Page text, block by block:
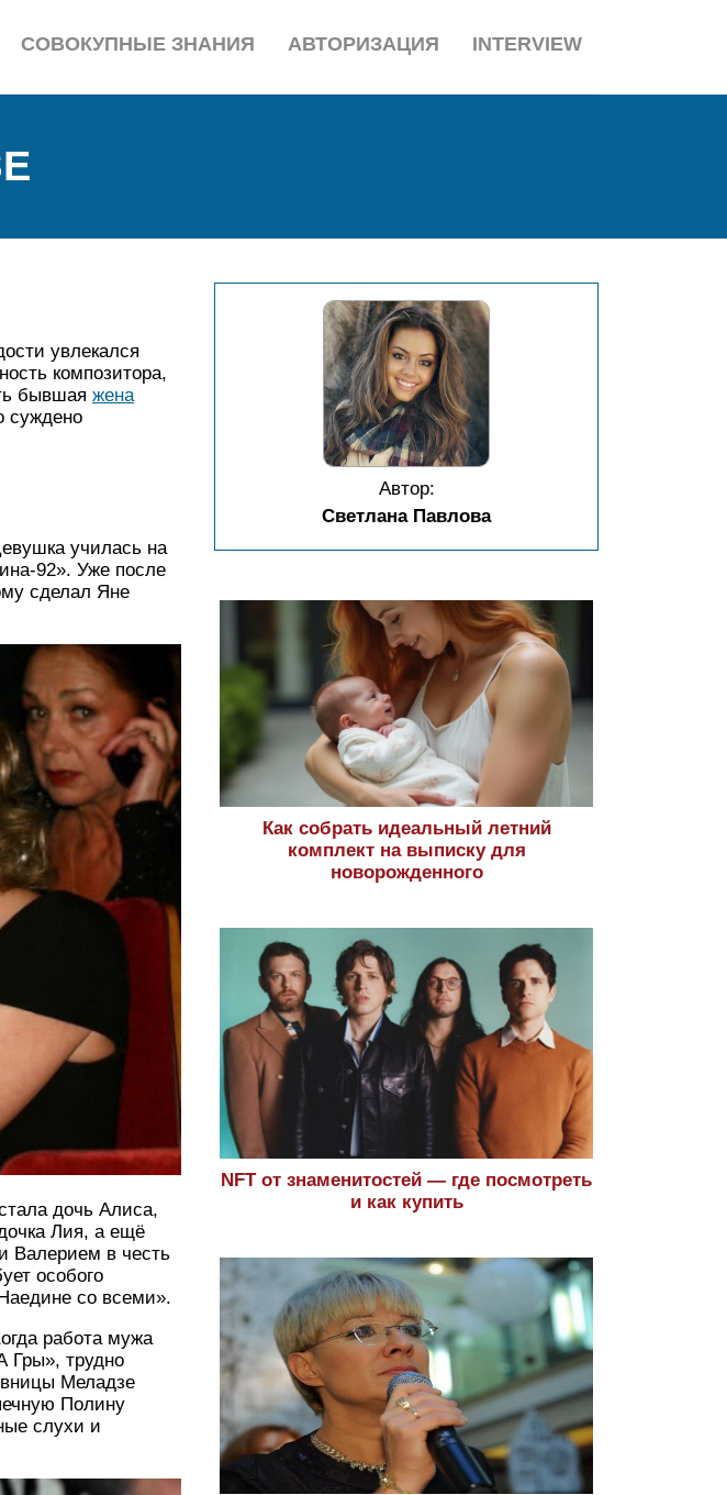
INTERVIEW
АВТОРИЗАЦИЯ
СОВОКУПНЫЕ ЗНАНИЯ
увлекался
композитора,
бывшая жена
суждено
училась на
92». Уже после
сделал Яне
дочь Алиса,
Лия, а ещё
Валерием в честь
особого
со всеми».
работа мужа
Гры», трудно
Меладзе
Полину
слухи и
Автор:
Светлана Павлова
Как собрать идеальный летний
комплект на выписку для
новорожденного
NFT от знаменитостей — где посмотреть
и как купить